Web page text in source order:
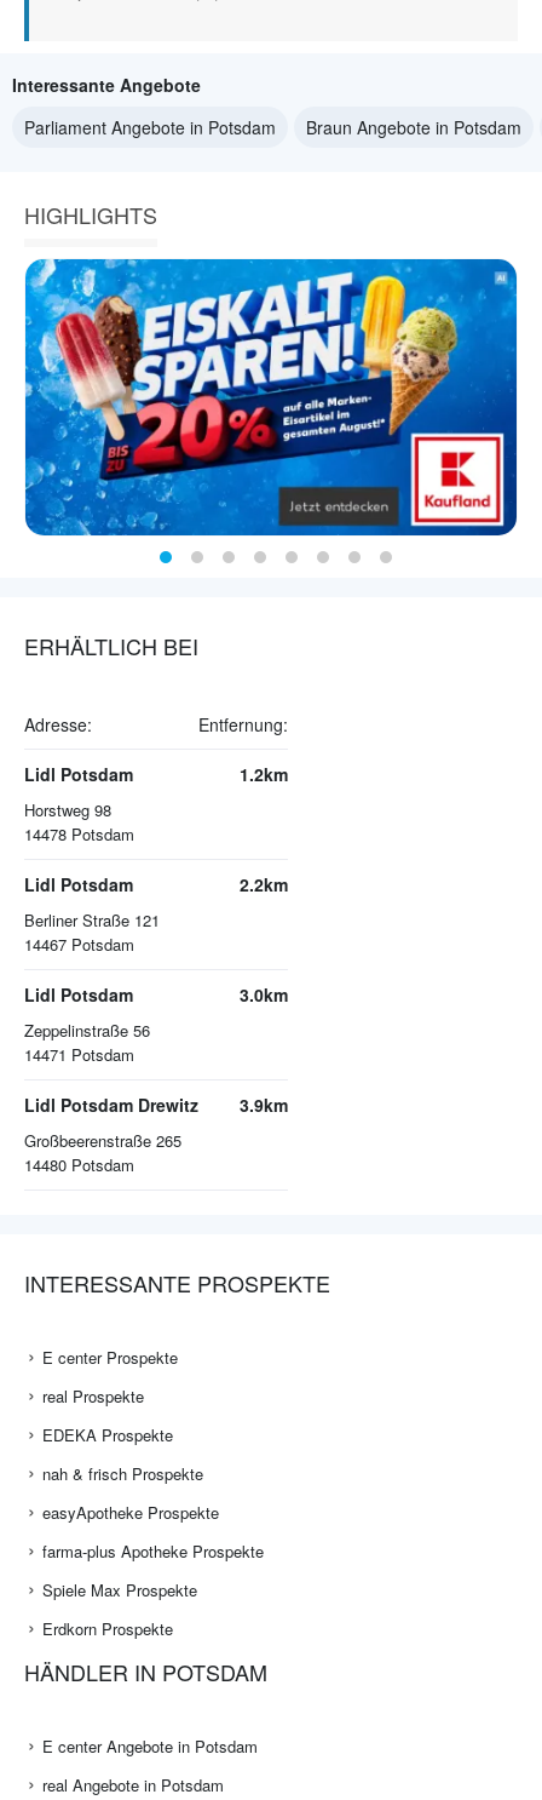
Interessante Angebote
Parliament Angebote in Potsdam
Braun Angebote in Potsdam
HIGHLIGHTS
ERHÄLTLICH BEI
Adresse: Entfernung:
Lidl Potsdam
Horstweg 98
14478 Potsdam
1.2km
Lidl Potsdam
Berliner Straße 121
14467 Potsdam
2.2km
Lidl Potsdam
Zeppelinstraße 56
14471 Potsdam
3.0km
Lidl Potsdam Drewitz
Großbeerenstraße 265
14480 Potsdam
3.9km
INTERESSANTE PROSPEKTE
E center Prospekte
real Prospekte
EDEKA Prospekte
nah & frisch Prospekte
easyApotheke Prospekte
farma-plus Apotheke Prospekte
Spiele Max Prospekte
Erdkorn Prospekte
HÄNDLER IN POTSDAM
E center Angebote in Potsdam
real Angebote in Potsdam